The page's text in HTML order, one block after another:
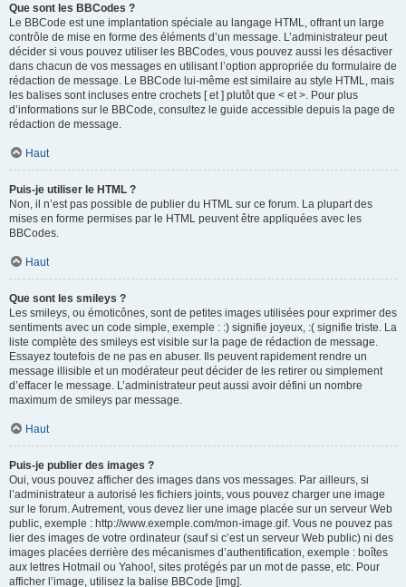
Que sont les BBCodes ?
Le BBCode est une implantation spéciale au langage HTML, offrant un large
contrôle de mise en forme des éléments d’un message. L’administrateur peut
décider si vous pouvez utiliser les BBCodes, vous pouvez aussi les désactiver
dans chacun de vos messages en utilisant l’option appropriée du formulaire de
rédaction de message. Le BBCode lui-même est similaire au style HTML, mais
les balises sont incluses entre crochets [ et ] plutôt que < et >. Pour plus
d’informations sur le BBCode, consultez le guide accessible depuis la page de
rédaction de message.
Haut
Puis-je utiliser le HTML ?
Non, il n’est pas possible de publier du HTML sur ce forum. La plupart des
mises en forme permises par le HTML peuvent être appliquées avec les
BBCodes.
Haut
Que sont les smileys ?
Les smileys, ou émoticônes, sont de petites images utilisées pour exprimer des
sentiments avec un code simple, exemple : :) signifie joyeux, :( signifie triste. La
liste complète des smileys est visible sur la page de rédaction de message.
Essayez toutefois de ne pas en abuser. Ils peuvent rapidement rendre un
message illisible et un modérateur peut décider de les retirer ou simplement
d’effacer le message. L’administrateur peut aussi avoir défini un nombre
maximum de smileys par message.
Haut
Puis-je publier des images ?
Oui, vous pouvez afficher des images dans vos messages. Par ailleurs, si
l’administrateur a autorisé les fichiers joints, vous pouvez charger une image
sur le forum. Autrement, vous devez lier une image placée sur un serveur Web
public, exemple : http://www.exemple.com/mon-image.gif. Vous ne pouvez pas
lier des images de votre ordinateur (sauf si c’est un serveur Web public) ni des
images placées derrière des mécanismes d’authentification, exemple : boîtes
aux lettres Hotmail ou Yahoo!, sites protégés par un mot de passe, etc. Pour
afficher l’image, utilisez la balise BBCode [img].